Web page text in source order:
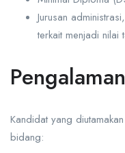
Jurusan
terkait menjadi nilai
Kandidat yang
bidang: